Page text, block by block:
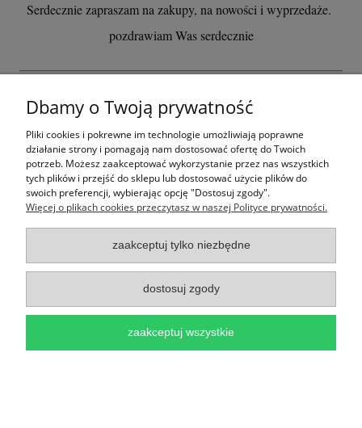
Serdecznie zapraszam na zakupy, na nowości i wyprzedaże.
pozdrawiam Was serdecznie
Ważne Informacje
pokaż pełną wersję strony
Dbamy o Twoją prywatność
Pliki cookies i pokrewne im technologie umożliwiają poprawne
działanie strony i pomagają nam dostosować ofertę do Twoich
potrzeb. Możesz zaakceptować wykorzystanie przez nas wszystkich
tych plików i przejść do sklepu lub dostosować użycie plików do
swoich preferencji, wybierając opcję "Dostosuj zgody".
Więcej o plikach cookies przeczytasz w naszej Polityce prywatności.
zaakceptuj tylko niezbędne
dostosuj zgody
zaakceptuj wszystkie